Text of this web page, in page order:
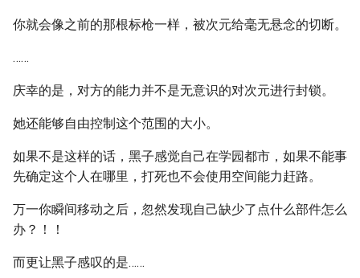
你就会像之前的那根标枪一样，被次元给毫无悬念的切断。
……
庆幸的是，对方的能力并不是无意识的对次元进行封锁。
她还能够自由控制这个范围的大小。
如果不是这样的话，黑子感觉自己在学园都市，如果不能事
先确定这个人在哪里，打死也不会使用空间能力赶路。
万一你瞬间移动之后，忽然发现自己缺少了点什么部件怎么
办？！！
而更让黑子感叹的是……